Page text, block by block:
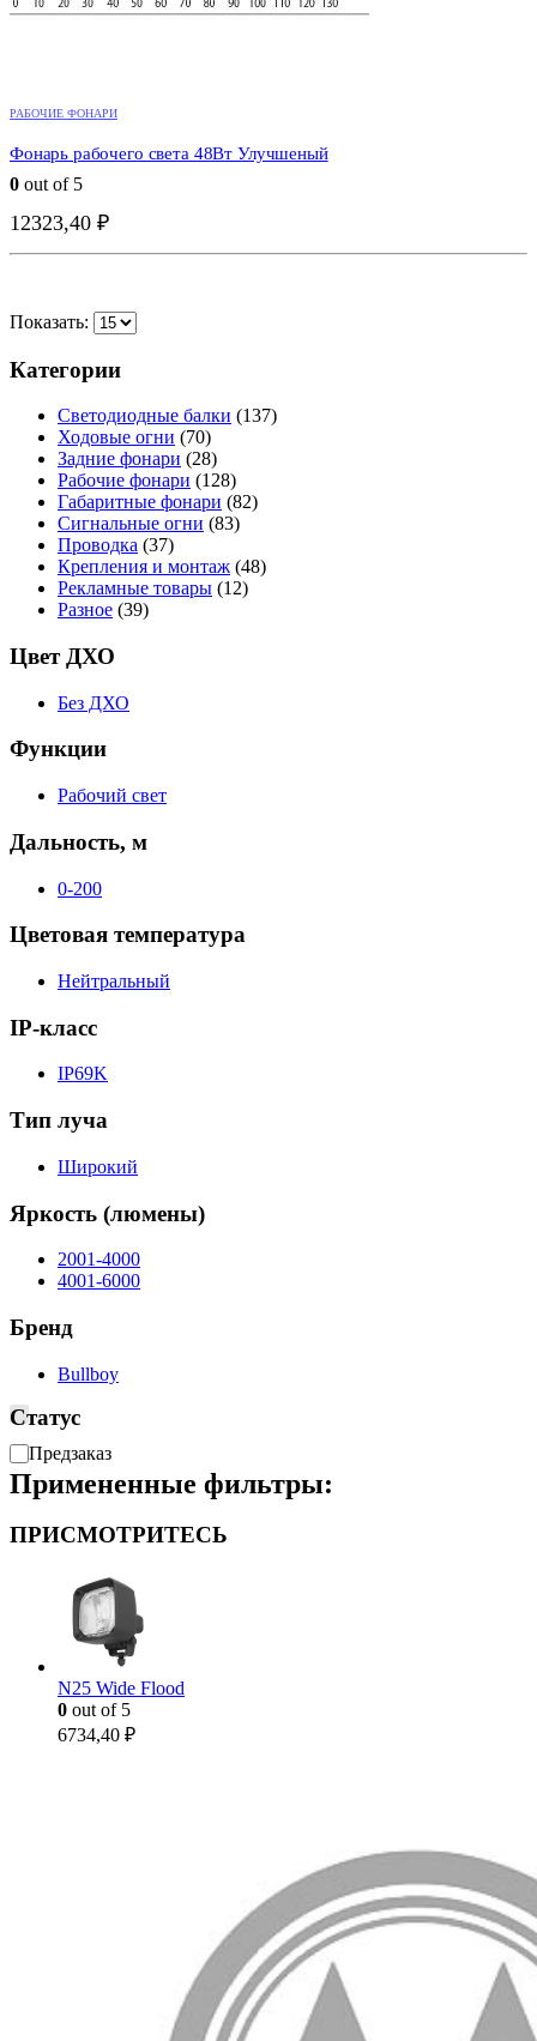
РАБОЧИЕ ФОНАРИ
Фонарь рабочего света 48Вт Улучшеный
0 out of 5
12323,40 ₽
Показать:
Категории
Светодиодные балки (137)
Ходовые огни (70)
Задние фонари (28)
Рабочие фонари (128)
Габаритные фонари (82)
Сигнальные огни (83)
Проводка (37)
Крепления и монтаж (48)
Рекламные товары (12)
Разное (39)
Цвет ДХО
Без ДХО
Функции
Рабочий свет
Дальность, м
0-200
Цветовая температура
Нейтральный
IP-класс
IP69K
Тип луча
Широкий
Яркость (люмены)
2001-4000
4001-6000
Бренд
Bullboy
Статус
Доступность
Предзаказ
Примененные фильтры:
ПРИСМОТРИТЕСЬ
N25 Wide Flood
0 out of 5
6734,40 ₽